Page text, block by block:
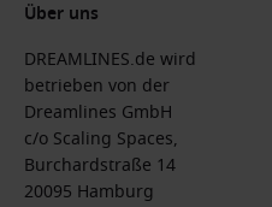
Über uns
DREAMLINES.de wird
betrieben von der
Dreamlines GmbH
c/o Scaling Spaces,
Burchardstraße 14
20095 Hamburg